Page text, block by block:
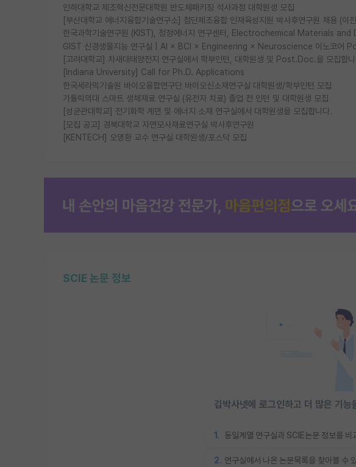
인하대학교 제조혁신전문대학원 반도체패키징 석사과정 대학원생 모집
[부산대학교 에너지융합기술연구소] 첨단제조융합 인재육성지원 박사후연구원 채용 (이
한국과학기술연구원 (KIST), 청정에너지 연구센터, Electrochemical Materials and
GIST 신경생물지능 연구실 | AI × BCI × Engineering × Neuroscience 이노코어
[고려대학교] 차새대태양전지 연구실에서 학부인턴, 대학원생 및 Post.Doc.을 모집합
[Indiana University] Call for Ph.D. Applications
한국세라믹기술원 바이오융합연구단 바이오신소재연구실 대학원생/학부인턴 모집
가톨릭의대 스마트 생체재료 연구실 (유전자 치료) 졸업 전 인턴 및 대학원생 모집
[성균관대학교] 전기화학 계면 및 에너지 소재 연구실에서 대학원생을 모집합니다.
[모집 공고] 경북대학교 자연모사재료연구실 박사후연구원
[KENTECH] 오명환 교수 연구실 대학원생/포스닥 모집
SCIE 논문 정보
김박사넷에 로그인하고 더 많은 기능
1. 동일계열 연구실과 SCIE논문 정보를 비
2. 연구실에서 나온 논문목록을 찾아볼 수